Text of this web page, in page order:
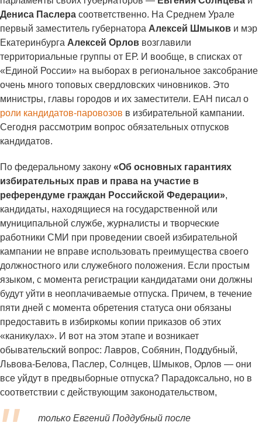
Дениса Паслера соответственно. На Среднем Урале
первый заместитель губернатора Алексей Шмыков и мэр
Екатеринбурга Алексей Орлов возглавили
территориальные группы от ЕР. И вообще, в списках от
«Единой России» на выборах в региональное заксобрание
очень много топовых свердловских чиновников. Это
министры, главы городов и их заместители. ЕАН писал о
роли кандидатов-паровозов в избирательной кампании.
Сегодня рассмотрим вопрос обязательных отпусков
кандидатов.
По федеральному закону «Об основных гарантиях
избирательных прав и права на участие в
референдуме граждан Российской Федерации»,
кандидаты, находящиеся на государственной или
муниципальной службе, журналисты и творческие
работники СМИ при проведении своей избирательной
кампании не вправе использовать преимущества своего
должностного или служебного положения. Если простым
языком, с момента регистрации кандидатами они должны
будут уйти в неоплачиваемые отпуска. Причем, в течение
пяти дней с момента обретения статуса они обязаны
предоставить в избиркомы копии приказов об этих
«каникулах». И вот на этом этапе и возникает
обывательский вопрос: Лавров, Собянин, Поддубный,
Львова-Белова, Паслер, Солнцев, Шмыков, Орлов — они
все уйдут в предвыборные отпуска? Парадоксально, но в
соответствии с действующим законодательством,
только Евгений Поддубный после